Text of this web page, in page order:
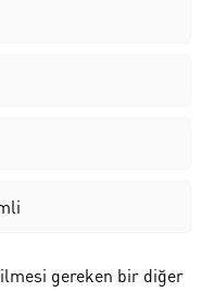
gereken bir diğer